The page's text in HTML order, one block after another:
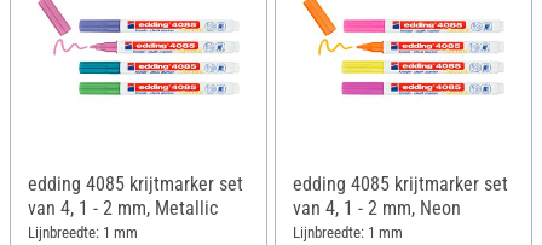
edding 4085 krijtmarker set
van 4, 1 - 2 mm, Metallic
Lijnbreedte: 1 mm
edding 4085 krijtmarker set
van 4, 1 - 2 mm, Neon
Lijnbreedte: 1 mm